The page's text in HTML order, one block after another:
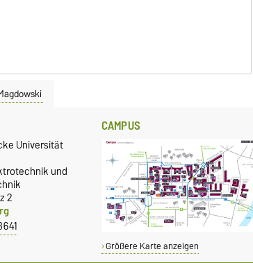
Universität
und
2
CAMPUS
Größere Karte anzeigen